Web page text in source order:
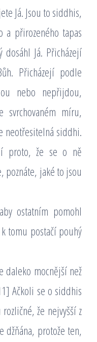
Já. Jsou to siddhis,
a přirozeného tapas
Já. Přicházejí
Přicházejí podle
nebo nepřijdou,
svrchovaném míru,
neotřesitelná siddhi.
proto, že se o ně
poznáte, jaké to jsou
ostatním pomohl
tomu postačí pouhý
daleko mocnější než
Ačkoli se o siddhis
že nejvyšší z
džňána, protože ten,